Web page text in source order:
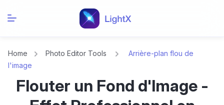
Home Photo Editor Tools
Arrière-plan flou de
l'image
Flouter un Fond d'Image -